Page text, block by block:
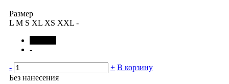
Размер
L M S XL XS XXL -
-
- + В корзину
Без нанесения